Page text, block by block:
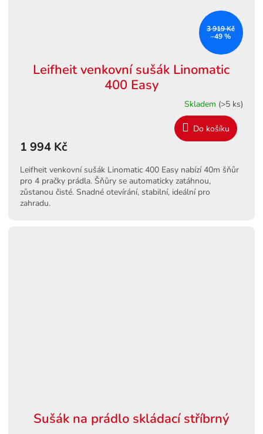
3 919 Kč
–49 %
Leifheit venkovní sušák Linomatic
400 Easy
Skladem (>5 ks)
1 994 Kč
Do košíku
Leifheit venkovní sušák Linomatic 400 Easy nabízí 40m šňůr
pro 4 pračky prádla. Šňůry se automaticky zatáhnou,
zůstanou čisté. Snadné otevírání, stabilní, ideální pro
zahradu.
Sušák na prádlo skládací stříbrný